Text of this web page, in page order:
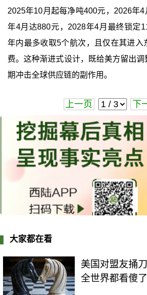
2025年10月起每净吨400元，2026年
年4月达880元，2028年4月最终锁定
年内最多收取5个航次，且仅在其进入
费。这种渐进式设计，既给美方留出
期冲击全球供应链的副作用。
上一页 下
大家都在看
美国对盟友捅
全世界都看傻了